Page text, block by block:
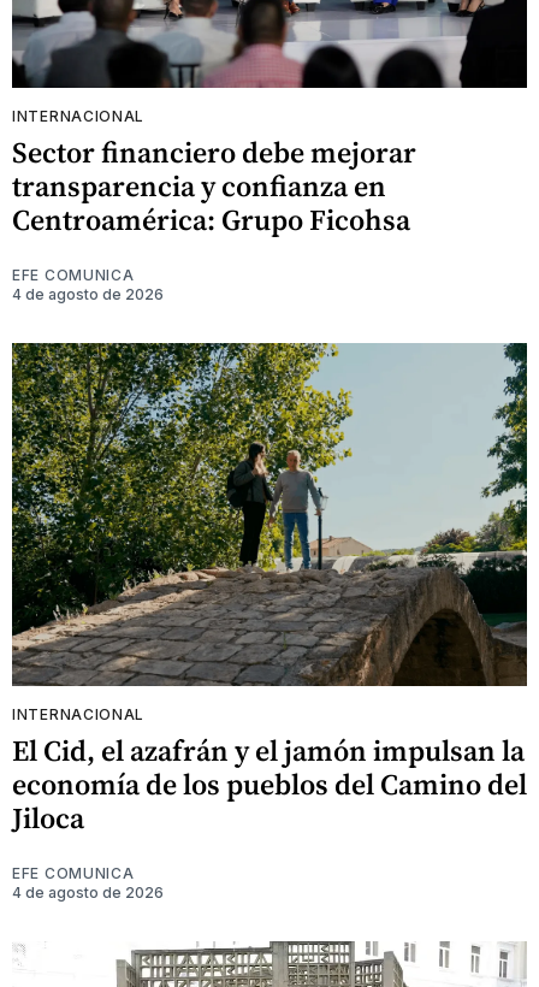
INTERNACIONAL
Sector financiero debe mejorar
transparencia y confianza en
Centroamérica: Grupo Ficohsa
EFE COMUNICA
4 de agosto de 2026
INTERNACIONAL
El Cid, el azafrán y el jamón impulsan la
economía de los pueblos del Camino del
Jiloca
EFE COMUNICA
4 de agosto de 2026